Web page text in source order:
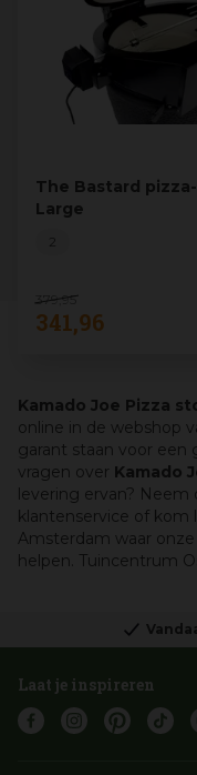
The Bastard
Large
379 95
341,96
Kamado Joe Pizza
online in de webshop
garant staan voor een
vragen over Kamado
levering ervan?
klantenservice of
Amsterdam waar
helpen. Tuincentrum
Laat je inspireren